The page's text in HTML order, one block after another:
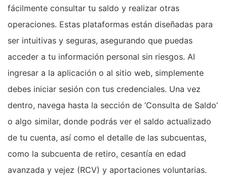
fácilmente consultar tu saldo y realizar otras
operaciones. Estas plataformas están diseñadas para
ser intuitivas y seguras, asegurando que puedas
acceder a tu información personal sin riesgos. Al
ingresar a la aplicación o al sitio web, simplemente
debes iniciar sesión con tus credenciales. Una vez
dentro, navega hasta la sección de ‘Consulta de Saldo’
o algo similar, donde podrás ver el saldo actualizado
de tu cuenta, así como el detalle de las subcuentas,
como la subcuenta de retiro, cesantía en edad
avanzada y vejez (RCV) y aportaciones voluntarias.